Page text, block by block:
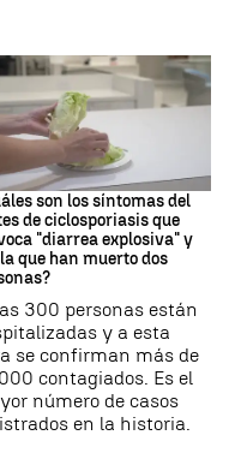
son los síntomas del
de ciclosporiasis que
"diarrea explosiva" y
que han muerto dos
300 personas están
y a esta
se confirman más de
contagiados. Es el
número de casos
en la historia.